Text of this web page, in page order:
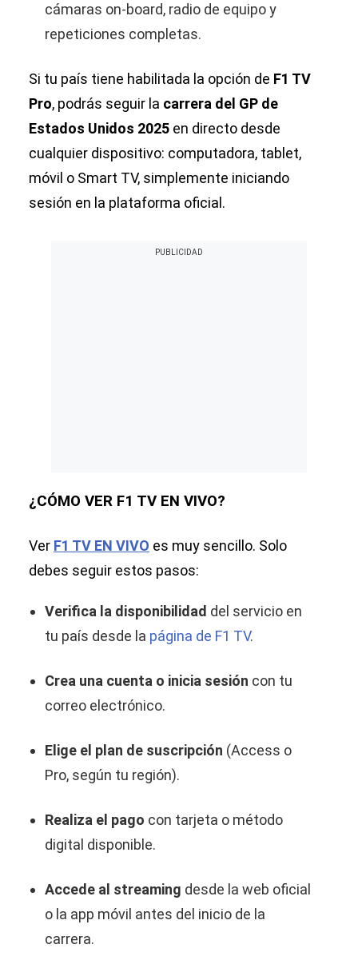
cámaras on-board, radio de equipo y
repeticiones completas.
Si tu país tiene habilitada la opción de F1 TV
Pro, podrás seguir la carrera del GP de
Estados Unidos 2025 en directo desde
cualquier dispositivo: computadora, tablet,
móvil o Smart TV, simplemente iniciando
sesión en la plataforma oficial.
¿CÓMO VER F1 TV EN VIVO?
Ver F1 TV EN VIVO es muy sencillo. Solo
debes seguir estos pasos:
Verifica la disponibilidad del servicio en
tu país desde la página de F1 TV.
Crea una cuenta o inicia sesión con tu
correo electrónico.
Elige el plan de suscripción (Access o
Pro, según tu región).
Realiza el pago con tarjeta o método
digital disponible.
Accede al streaming desde la web oficial
o la app móvil antes del inicio de la
carrera.